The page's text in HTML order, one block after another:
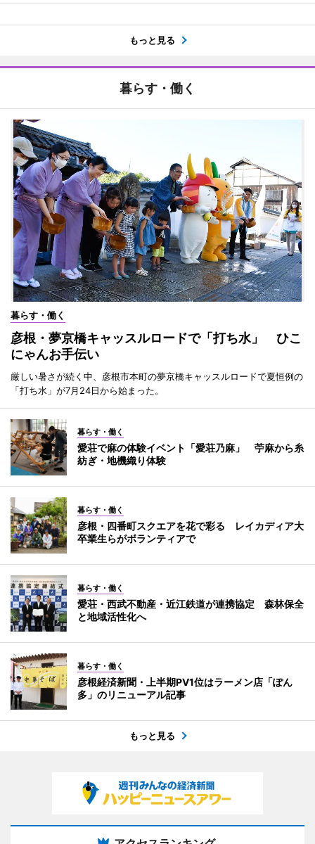
もっと見る
暮らす・働く
暮らす・働く
彦根・夢京橋キャッスルロードで「打ち水」 ひこ
にゃんお手伝い
厳しい暑さが続く中、彦根市本町の夢京橋キャッスルロードで夏恒例の
「打ち水」が7月24日から始まった。
暮らす・働く
愛荘で麻の体験イベント「愛荘乃麻」 苧麻から糸
紡ぎ・地機織り体験
暮らす・働く
彦根・四番町スクエアを花で彩る レイカディア大
卒業生らがボランティアで
暮らす・働く
愛荘・西武不動産・近江鉄道が連携協定 森林保全
と地域活性化へ
暮らす・働く
彦根経済新聞・上半期PV1位はラーメン店「ぽん
多」のリニューアル記事
もっと見る